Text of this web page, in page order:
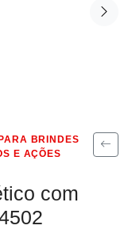
BRINDES
E AÇÕES
com